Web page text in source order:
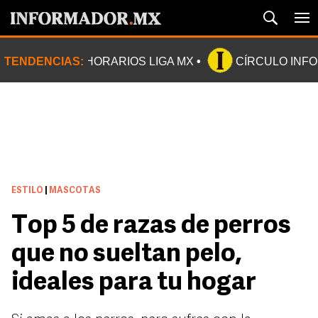
TENDENCIAS: HORARIOS LIGA MX CÍRCULO
ESTILO MASCOTAS
Top 5 de razas de perros
que no sueltan pelo,
ideales para tu hogar